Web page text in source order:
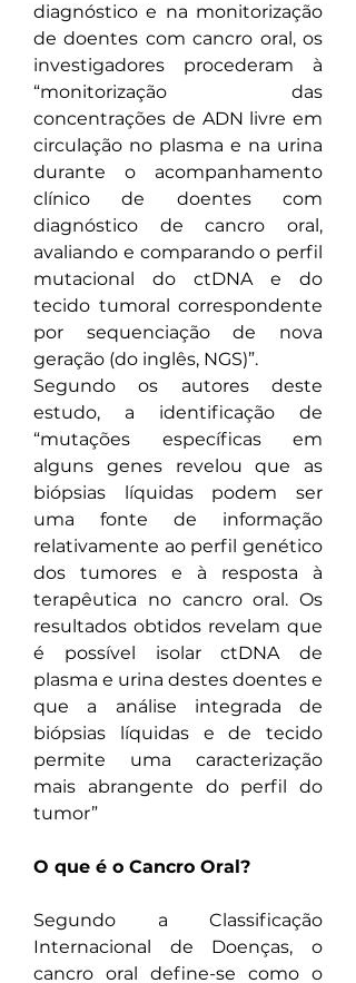
diagnóstico e na monitorização
de doentes com cancro oral, os
investigadores procederam à
“monitorização das
concentrações de ADN livre em
circulação no plasma e na urina
durante o acompanhamento
clínico de doentes com
diagnóstico de cancro oral,
avaliando e comparando o perfil
mutacional do ctDNA e do
tecido tumoral correspondente
por sequenciação de nova
geração (do inglês, NGS)”.
Segundo os autores deste
estudo, a identificação de
“mutações específicas em
alguns genes revelou que as
biópsias líquidas podem ser
uma fonte de informação
relativamente ao perfil genético
dos tumores e à resposta à
terapêutica no cancro oral. Os
resultados obtidos revelam que
é possível isolar ctDNA de
plasma e urina destes doentes e
que a análise integrada de
biópsias líquidas e de tecido
permite uma caracterização
mais abrangente do perfil do
tumor”
O que é o Cancro Oral?
Segundo a Classificação
Internacional de Doenças, o
cancro oral define-se como o